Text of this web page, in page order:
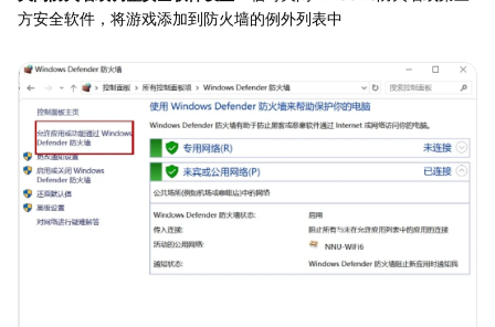
方安全软件，将游戏添加到防火墙的例外列表中